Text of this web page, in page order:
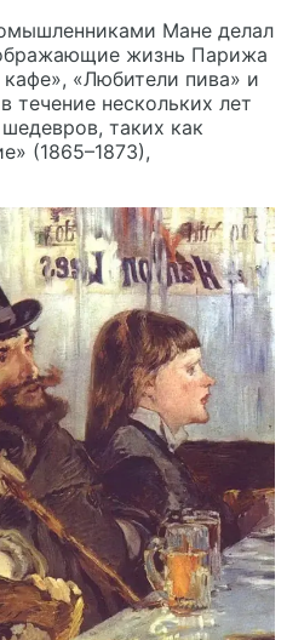
Мане делал
жизнь Парижа
«Любители пива» и
течение нескольких лет
таких как
(1865–1873),